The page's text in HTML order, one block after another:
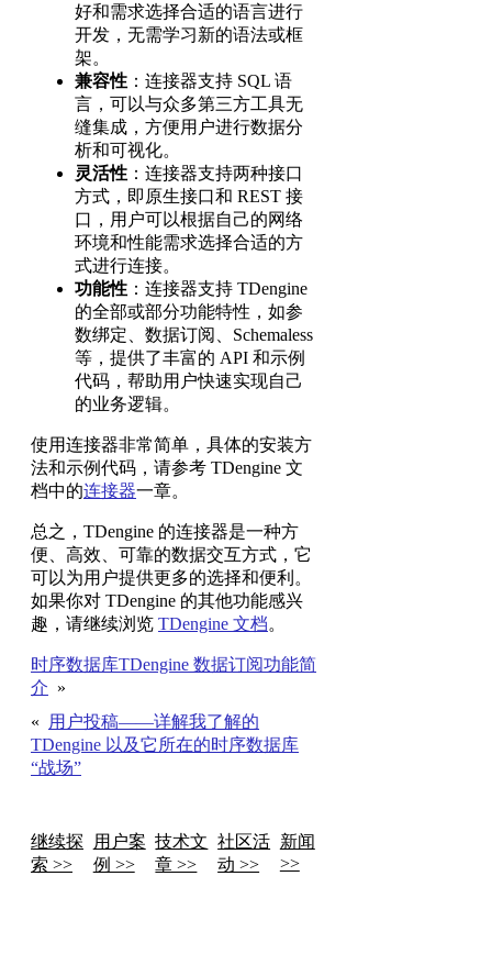
好和需求选择合适的语言进行
开发，无需学习新的语法或框
架。
兼容性 ：连接器支持 SQL 语
言，可以与众多第三方工具无
缝集成，方便用户进行数据分
析和可视化。
灵活性 ：连接器支持两种接口
方式，即原生接口和 REST 接
口，用户可以根据自己的网络
环境和性能需求选择合适的方
式进行连接。
功能性 ：连接器支持 TDengine
的全部或部分功能特性，如参
数绑定、数据订阅、Schemaless
等，提供了丰富的 API 和示例
代码，帮助用户快速实现自己
的业务逻辑。
使用连接器非常简单，具体的安装方
法和示例代码，请参考 TDengine 文
档中的连接器一章。
总之，TDengine 的连接器是一种方
便、高效、可靠的数据交互方式，它
可以为用户提供更多的选择和便利。
如果你对 TDengine 的其他功能感兴
趣，请继续浏览 TDengine 文档。
时序数据库TDengine 数据订阅功能简
介 »
«
用户投稿——详解我了解的
TDengine 以及它所在的时序数据库
“战场”
继续探
索 >>
用户案
例 >>
技术文
章 >>
社区活
动 >>
新闻
>>